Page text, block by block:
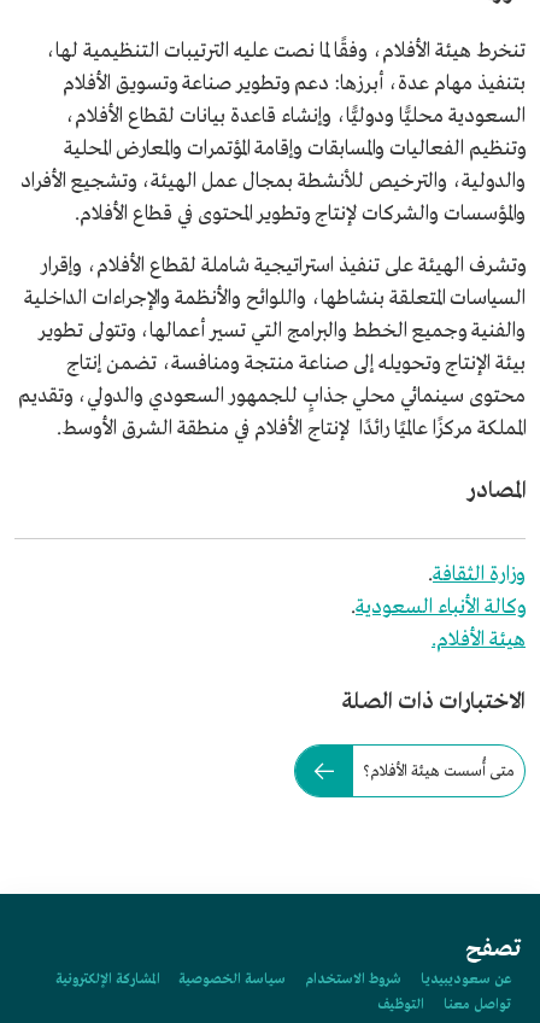
تنخرط هيئة الأفلام، وفقًا لما نصت عليه الترتيبات التنظيمية لها،
بتنفيذ مهام عدة، أبرزها: دعم وتطوير صناعة وتسويق الأفلام
السعودية محليًّا ودوليًّا، وإنشاء قاعدة بيانات لقطاع الأفلام،
وتنظيم الفعاليات والمسابقات وإقامة المؤتمرات والمعارض المحلية
والدولية، والترخيص للأنشطة بمجال عمل الهيئة، وتشجيع الأفراد
والمؤسسات والشركات لإنتاج وتطوير المحتوى في قطاع الأفلام.
وتشرف الهيئة على تنفيذ استراتيجية شاملة لقطاع الأفلام، وإقرار
السياسات المتعلقة بنشاطها، واللوائح والأنظمة والإجراءات الداخلية
والفنية وجميع الخطط والبرامج التي تسير أعمالها، وتتولى تطوير
بيئة الإنتاج وتحويله إلى صناعة منتجة ومنافسة، تضمن إنتاج
محتوى سينمائي محلي جذابٍ للجمهور السعودي والدولي، وتقديم
المملكة مركزًا عالميًا رائدًا لإنتاج الأفلام في منطقة الشرق الأوسط.
المصادر
وزارة الثقافة.
وكالة الأنباء السعودية.
هيئة الأفلام.
الاختبارات ذات الصلة
متى أُسست هيئة الأفلام؟
تصفح
عن سعوديبيديا شروط الاستخدام سياسة الخصوصية
المشاركة الإلكترونية
تواصل معنا
التوظيف